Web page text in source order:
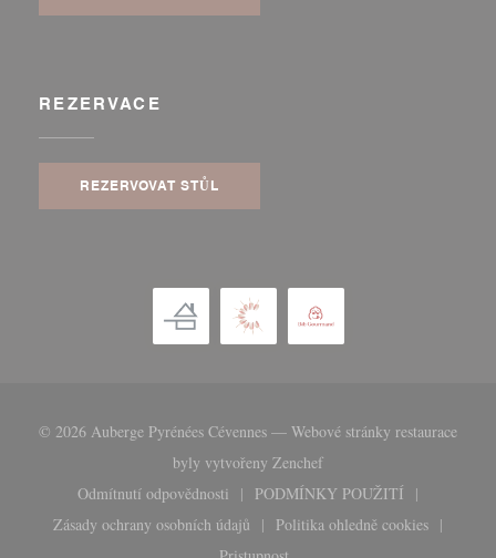
REZERVACE
REZERVOVAT STŮL
© 2026 Auberge Pyrénées Cévennes — Webové stránky restaurace
byly vytvořeny Zenchef((otevře se v novém okně))
Odmítnutí odpovědnosti
((otevře se v novém okně))
PODMÍNKY POUŽITÍ
((otevře se v novém
Zásady ochrany osobních údajů
((otevře se v novém okně))
Politika ohledně cookies
((otevře se v